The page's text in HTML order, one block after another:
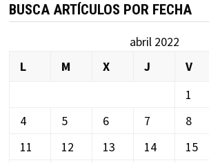
BUSCA ARTÍCULOS POR FECHA
abril 2022
L
M X J V
1
4
5 6 7 8
11
12 13 14 15